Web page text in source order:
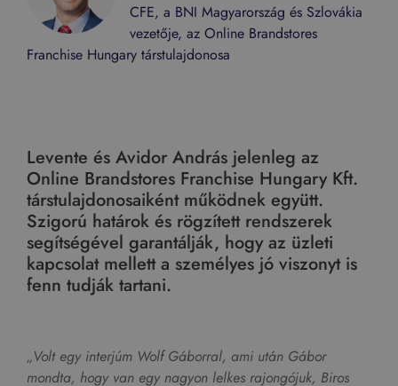
CFE, a BNI Magyarország és Szlovákia
vezetője, az Online Brandstores
Franchise Hungary társtulajdonosa
Levente és Avidor András jelenleg az
Online Brandstores Franchise Hungary Kft.
társtulajdonosaiként működnek együtt.
Szigorú határok és rögzített rendszerek
segítségével garantálják, hogy az üzleti
kapcsolat mellett a személyes jó viszonyt is
fenn tudják tartani.
„Volt egy interjúm Wolf Gáborral, ami után Gábor
mondta, hogy van egy nagyon lelkes rajongójuk, Biros